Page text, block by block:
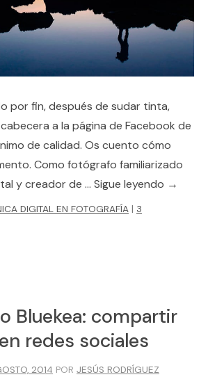
por fin, después de sudar tinta,
a la página de Facebook de
de calidad. Os cuento cómo
Como fotógrafo familiarizado
y creador de … Sigue leyendo →
DIGITAL EN FOTOGRAFÍA | 3
Bluekea: compartir
redes sociales
2014 POR JESÚS RODRÍGUEZ